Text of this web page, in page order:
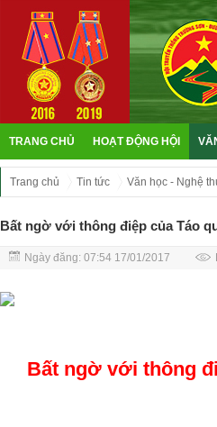
TRANG CHỦ HOẠT ĐỘNG HỘI
Trang chủ Tin tức Văn học - Nghệ
Bất ngờ với thông điệp của Táo
Ngày đăng: 07:54 17/01/2017
Bất ngờ với thông